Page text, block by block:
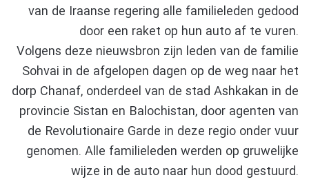
van de Iraanse regering alle familieleden gedood
door een raket op hun auto af te vuren.
Volgens deze nieuwsbron zijn leden van de familie
Sohvai in de afgelopen dagen op de weg naar het
dorp Chanaf, onderdeel van de stad Ashkakan in de
provincie Sistan en Balochistan, door agenten van
de Revolutionaire Garde in deze regio onder vuur
genomen. Alle familieleden werden op gruwelijke
wijze in de auto naar hun dood gestuurd.